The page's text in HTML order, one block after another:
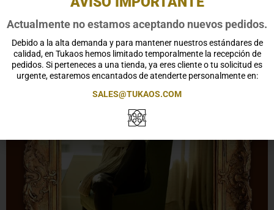
Actualmente no estamos aceptando nuevos pedidos.
Debido a la alta demanda y para mantener nuestros estándares de
calidad, en Tukaos hemos limitado temporalmente la recepción de
pedidos. Si perteneces a una tienda, ya eres cliente o tu solicitud es
urgente, estaremos encantados de atenderte personalmente en:
SALES@TUKAOS.COM